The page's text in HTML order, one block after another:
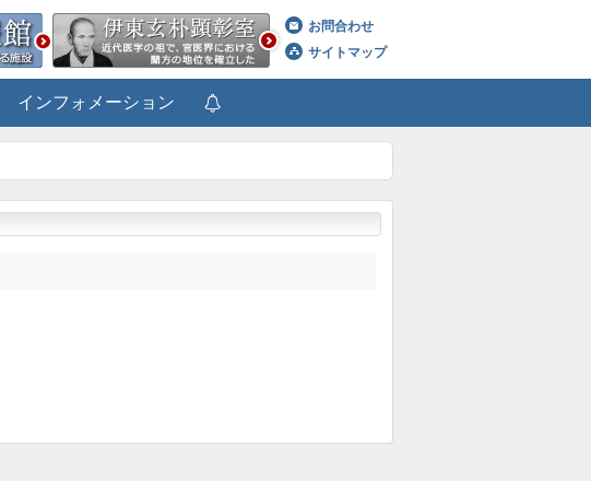
お問合わせ
サイトマップ
インフォメーション